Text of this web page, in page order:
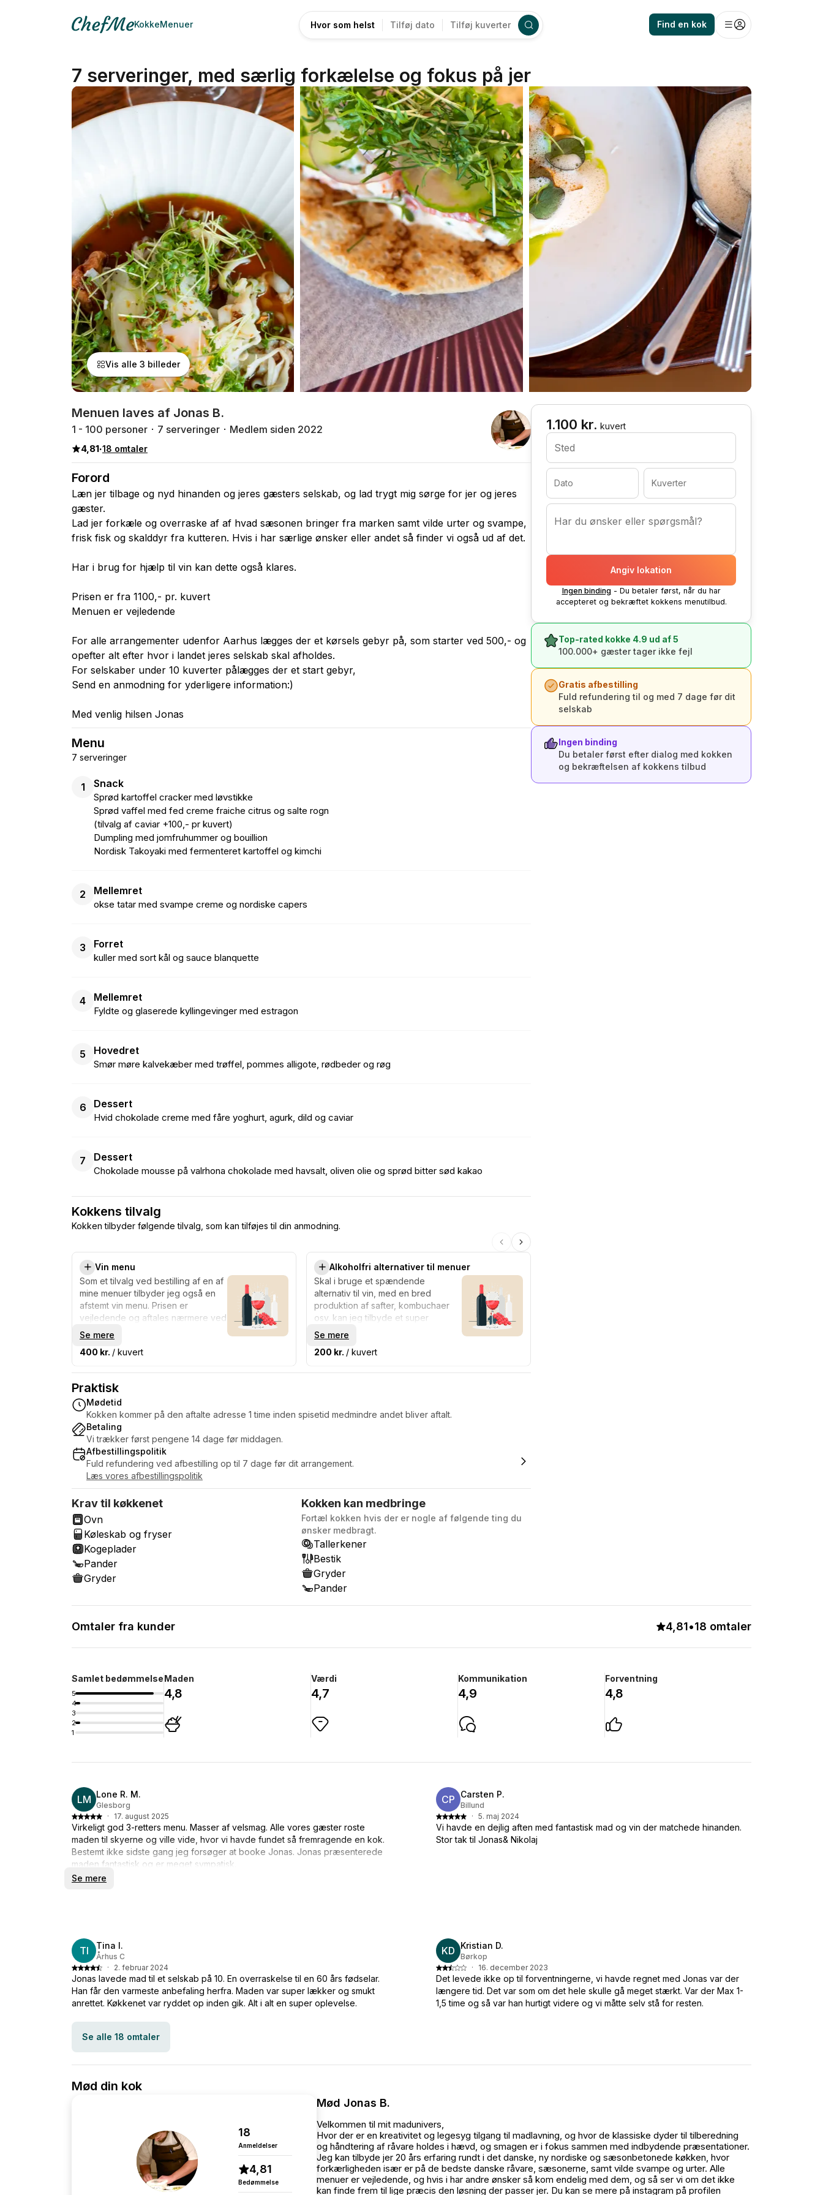
KokkeMenuer Hvor som helst Tilføj dato Tilføj kuverter Find en kok
7 serveringer, med særlig forkælelse og fokus på jer
Vis alle 3 billeder
Menuen laves af Jonas B.
1 - 100 personer 7 serveringer Medlem siden 2022
4,81·18 omtaler
Forord
Læn jer tilbage og nyd hinanden og jeres gæsters selskab, og lad trygt mig sørge for jer og jeres
gæster.
Lad jer forkæle og overraske af af hvad sæsonen bringer fra marken samt vilde urter og svampe,
frisk fisk og skalddyr fra kutteren. Hvis i har særlige ønsker eller andet så finder vi også ud af det.
Har i brug for hjælp til vin kan dette også klares.
Prisen er fra 1100,- pr. kuvert
Menuen er vejledende
For alle arrangementer udenfor Aarhus lægges der et kørsels gebyr på, som starter ved 500,- og
opefter alt efter hvor i landet jeres selskab skal afholdes.
For selskaber under 10 kuverter pålægges der et start gebyr,
Send en anmodning for yderligere information:)
Med venlig hilsen Jonas
Menu
7 serveringer
1 Snack
Sprød kartoffel cracker med løvstikke
Sprød vaffel med fed creme fraiche citrus og salte rogn
(tilvalg af caviar +100,- pr kuvert)
Dumpling med jomfruhummer og bouillion
Nordisk Takoyaki med fermenteret kartoffel og kimchi
2 Mellemret
okse tatar med svampe creme og nordiske capers
3 Forret
kuller med sort kål og sauce blanquette
4 Mellemret
Fyldte og glaserede kyllingevinger med estragon
5 Hovedret
Smør møre kalvekæber med trøffel, pommes alligote, rødbeder og røg
6 Dessert
Hvid chokolade creme med fåre yoghurt, agurk, dild og caviar
7 Dessert
Chokolade mousse på valrhona chokolade med havsalt, oliven olie og sprød bitter sød kakao
Kokkens tilvalg
Kokken tilbyder følgende tilvalg, som kan tilføjes til din anmodning.
Vin menu
Som et tilvalg ved bestilling af en af
mine menuer tilbyder jeg også en
afstemt vin menu. Prisen er
vejledende og aftales nærmere ved
ønske.
Se mere
400 kr. / kuvert
Alkoholfri alternativer til menuer
Skal i bruge et spændende
alternativ til vin, med en bred
produktion af safter, kombuchaer
osv. kan jeg tilbyde et super
alternativ til vinen, så det ikke bare
ender med at være almindelig købe
saft eller lignende. Saft og
til en 3 rettes menu.
Se mere
200 kr. / kuvert
Praktisk
Mødetid
Kokken kommer på den aftalte adresse 1 time inden spisetid medmindre andet bliver aftalt.
Betaling
Vi trækker først pengene 14 dage før middagen.
Afbestillingspolitik
Fuld refundering ved afbestilling op til 7 dage før dit arrangement.
Læs vores afbestillingspolitik
Krav til køkkenet
Ovn
Køleskab og fryser
Kogeplader
Pander
Gryder
Kokken kan medbringe
Fortæl kokken hvis der er nogle af følgende ting du
ønsker medbragt.
Tallerkener
Bestik
Gryder
Pander
1.100 kr. kuvert
Sted
Dato Kuverter
Har du ønsker eller spørgsmål?
Angiv lokation
Ingen binding - Du betaler først, når du har
accepteret og bekræftet kokkens menutilbud.
Top-rated kokke 4.9 ud af 5
100.000+ gæster tager ikke fejl
Gratis afbestilling
Fuld refundering til og med 7 dage før dit
selskab
Ingen binding
Du betaler først efter dialog med kokken
og bekræftelsen af kokkens tilbud
Omtaler fra kunder 4,81•18 omtaler
Samlet bedømmelse
5
4
3
2
1
Maden
4,8
Værdi
4,7
Kommunikation
4,9
Forventning
4,8
LM Lone R. M.
Glesborg
·
17. august 2025
Virkeligt god 3-retters menu. Masser af velsmag. Alle vores gæster roste
maden til skyerne og ville vide, hvor vi havde fundet så fremragende en kok.
Bestemt ikke sidste gang jeg forsøger at booke Jonas. Jonas præsenterede
maden fantastisk og er meget sympatisk.
Se mere
CP Carsten P.
Billund
· 5. maj 2024
Vi havde en dejlig aften med fantastisk mad og vin der matchede hinanden.
Stor tak til Jonas& Nikolaj
TI Tina I.
Århus C
·
2. februar 2024
Jonas lavede mad til et selskab på 10. En overraskelse til en 60 års fødselar.
Han får den varmeste anbefaling herfra. Maden var super lækker og smukt
anrettet. Køkkenet var ryddet op inden gik. Alt i alt en super oplevelse.
KD Kristian D.
Børkop
·
16. december 2023
Det levede ikke op til forventningerne, vi havde regnet med Jonas var der
længere tid. Det var som om det hele skulle gå meget stærkt. Var der Max 1-
1,5 time og så var han hurtigt videre og vi måtte selv stå for resten.
Se alle 18 omtaler
Mød din kok
18
Anmeldelser
4,81
Bedømmelse
Mød Jonas B.
Velkommen til mit madunivers,
Hvor der er en kreativitet og legesyg tilgang til madlavning, og hvor de klassiske dyder til tilberedning
og håndtering af råvare holdes i hævd, og smagen er i fokus sammen med indbydende præsentationer.
Jeg kan tilbyde jer 20 års erfaring rundt i det danske, ny nordiske og sæsonbetonede køkken, hvor
forkærligheden især er på de bedste danske råvare, sæsonerne, samt vilde svampe og urter. Alle
menuer er vejledende, og hvis i har andre ønsker så kom endelig med dem, og så ser vi om det ikke
kan finde frem til lige præcis den løsning der passer jer. Du kan se mere på instagram på profilen